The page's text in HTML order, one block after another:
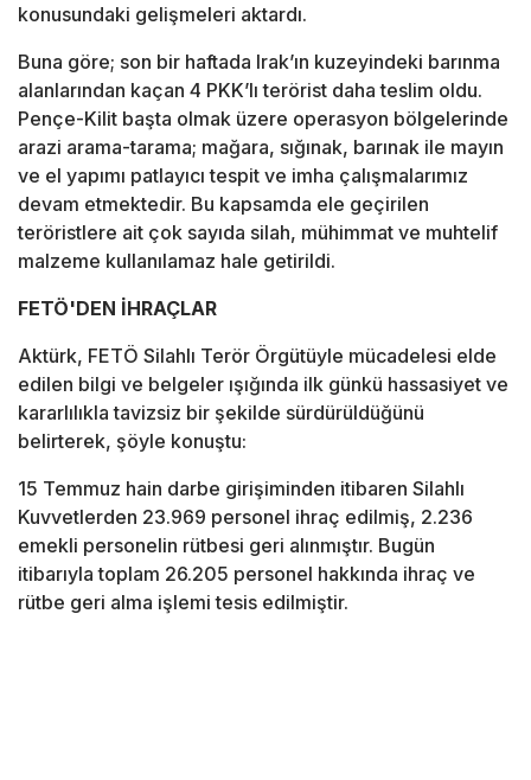
konusundaki gelişmeleri aktardı.
Buna göre; son bir haftada Irak’ın kuzeyindeki barınma
alanlarından kaçan 4 PKK’lı terörist daha teslim oldu.
Pençe-Kilit başta olmak üzere operasyon bölgelerinde
arazi arama-tarama; mağara, sığınak, barınak ile mayın
ve el yapımı patlayıcı tespit ve imha çalışmalarımız
devam etmektedir. Bu kapsamda ele geçirilen
teröristlere ait çok sayıda silah, mühimmat ve muhtelif
malzeme kullanılamaz hale getirildi.
FETÖ'DEN İHRAÇLAR
Aktürk, FETÖ Silahlı Terör Örgütüyle mücadelesi elde
edilen bilgi ve belgeler ışığında ilk günkü hassasiyet ve
kararlılıkla tavizsiz bir şekilde sürdürüldüğünü
belirterek, şöyle konuştu:
15 Temmuz hain darbe girişiminden itibaren Silahlı
Kuvvetlerden 23.969 personel ihraç edilmiş, 2.236
emekli personelin rütbesi geri alınmıştır. Bugün
itibarıyla toplam 26.205 personel hakkında ihraç ve
rütbe geri alma işlemi tesis edilmiştir.